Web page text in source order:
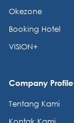
Okezone
Booking Hotel
VISION+
Company Profile
Tentang Kami